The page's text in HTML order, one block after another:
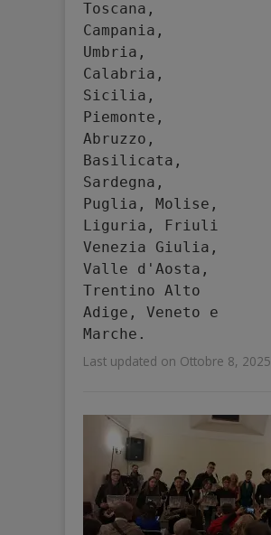
Toscana,
Campania,
Umbria,
Calabria,
Sicilia,
Piemonte,
Abruzzo,
Basilicata,
Sardegna,
Puglia, Molise,
Liguria, Friuli
Venezia Giulia,
Valle d'Aosta,
Trentino Alto
Adige, Veneto e
Marche.
Last updated on Ottobre 8, 2025